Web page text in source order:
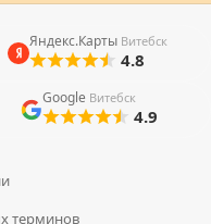
Яндекс.Карты Витебск
4.8
Google Витебск
4.9
терминов